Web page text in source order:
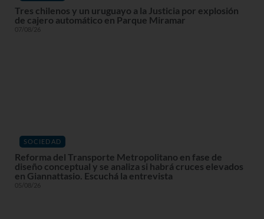
Tres chilenos y un uruguayo a la Justicia por explosión
de cajero automático en Parque Miramar
07/08/26
SOCIEDAD
Reforma del Transporte Metropolitano en fase de
diseño conceptual y se analiza si habrá cruces elevados
en Giannattasio. Escuchá la entrevista
05/08/26